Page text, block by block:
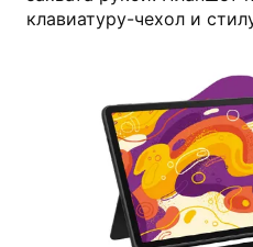
клавиатуру-чехол и